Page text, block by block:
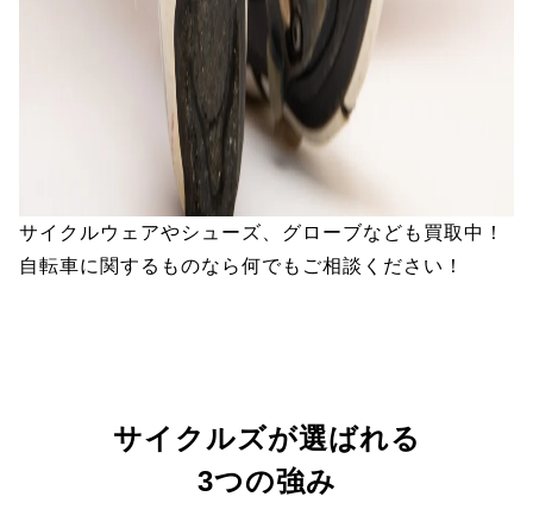
サイクルウェアやシューズ、グローブなども買取中！
自転車に関するものなら何でもご相談ください！
サイクルズが選ばれる
3つの強み